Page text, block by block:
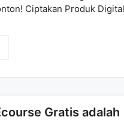
Ciptakan Produk
Gratis adalah